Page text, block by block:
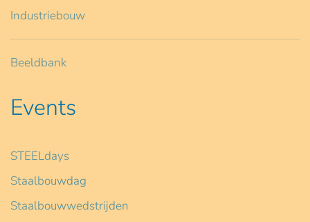
Industriebouw
Beeldbank
Events
STEELdays
Staalbouwdag
Staalbouwwedstrijden